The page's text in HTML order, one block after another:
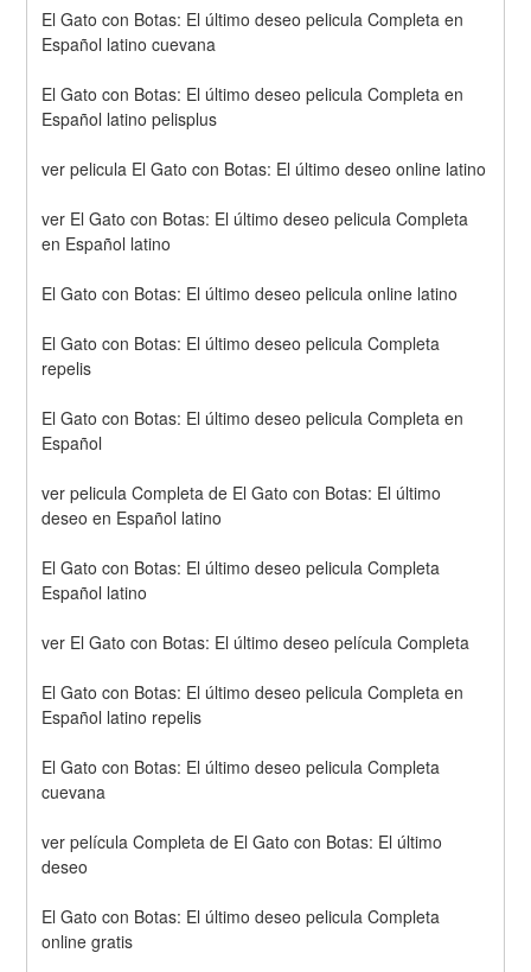
El Gato con Botas: El último deseo pelicula Completa en
Español latino cuevana
El Gato con Botas: El último deseo pelicula Completa en
Español latino pelisplus
ver pelicula El Gato con Botas: El último deseo online latino
ver El Gato con Botas: El último deseo pelicula Completa
en Español latino
El Gato con Botas: El último deseo pelicula online latino
El Gato con Botas: El último deseo pelicula Completa
repelis
El Gato con Botas: El último deseo pelicula Completa en
Español
ver pelicula Completa de El Gato con Botas: El último
deseo en Español latino
El Gato con Botas: El último deseo pelicula Completa
Español latino
ver El Gato con Botas: El último deseo película Completa
El Gato con Botas: El último deseo pelicula Completa en
Español latino repelis
El Gato con Botas: El último deseo pelicula Completa
cuevana
ver película Completa de El Gato con Botas: El último
deseo
El Gato con Botas: El último deseo pelicula Completa
online gratis